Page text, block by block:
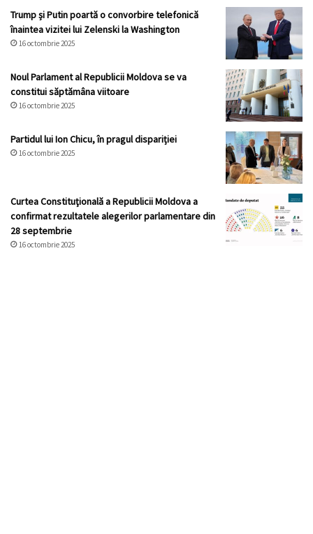
Trump și Putin poartă o convorbire telefonică
înaintea vizitei lui Zelenski la Washington
16 octombrie 2025
Noul Parlament al Republicii Moldova se va
constitui săptămâna viitoare
16 octombrie 2025
Partidul lui Ion Chicu, în pragul dispariției
16 octombrie 2025
Curtea Constituţională a Republicii Moldova a
confirmat rezultatele alegerilor parlamentare din
28 septembrie
16 octombrie 2025